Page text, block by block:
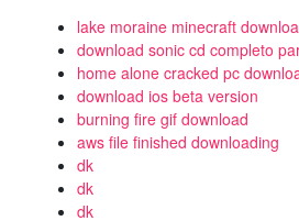
lake moraine minecraft
download sonic cd completo
home alone cracked pc
download ios beta version
burning fire gif download
aws file finished downloading
dk
dk
dk